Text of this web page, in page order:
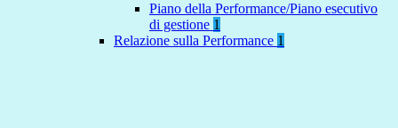
Piano della Performance/Piano esecutivo
di gestione 1
Relazione sulla Performance 1